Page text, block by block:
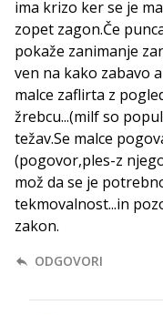
ima krizo ker se je
zopet zagon.Če
pokaže zanimanje
ven na kako zabavo
malce zaflirta z
žrebcu...(milf so
težav.Se malce
(pogovor,ples-z
mož da se je
tekmovalnost...in
zakon.
ODGOVORI